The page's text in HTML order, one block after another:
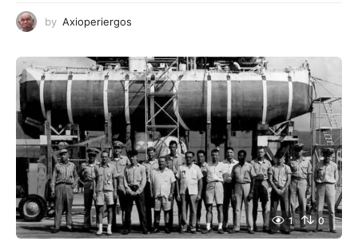
by Axioperiergos
1 0